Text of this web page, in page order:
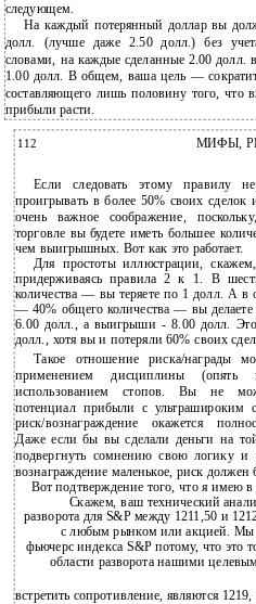
следующем.
На каждый потерянный доллар вы
долл. (лучше даже 2.50 долл.) без
словами, на каждые сделанные 2.00 долл.
1.00 долл. В общем, ваша цель —
составляющего лишь половину того, что
прибыли расти.
112 МИФЫ,
Если следовать этому правилу
проигрывать в более 50% своих сделок
очень важное соображение,
торговле вы будете иметь большее
чем выигрышных. Вот как это работает.
Для простоты иллюстрации,
придерживаясь правила 2 к 1. В
количества — вы теряете по 1 долл. А в
— 40% общего количества — вы
6.00 долл., а выигрыши - 8.00 долл.
долл., хотя вы и потеряли 60% своих
Такое отношение риска/награды
применением дисциплины
использованием стопов. Вы не
потенциал прибыли с ультрашироким
риск/вознаграждение окажется
Даже если бы вы сделали деньги на
подвергнуть сомнению свою логику и
вознаграждение маленькое, риск
Вот подтверждение того, что я имею
Скажем, ваш технический
разворота для S&P между 1211,50 и
с любым рынком или акцией. Мы
фьючерс индекса S&P потому, что это
области разворота нашими
встретить сопротивление, являются